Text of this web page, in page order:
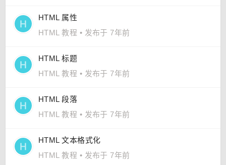
HTML 属性
HTML 教程 • 发布于 7年前
HTML 标题
HTML 教程 • 发布于 7年前
HTML 段落
HTML 教程 • 发布于 7年前
HTML 文本格式化
HTML 教程 • 发布于 7年前